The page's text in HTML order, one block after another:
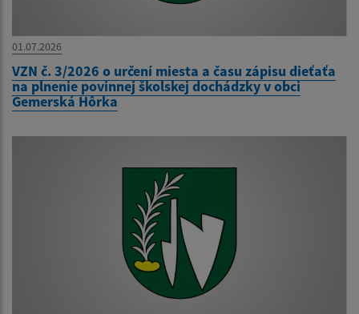
01.07.2026
VZN č. 3/2026 o určení miesta a času zápisu dieťaťa
na plnenie povinnej školskej dochádzky v obci
Gemerská Hôrka